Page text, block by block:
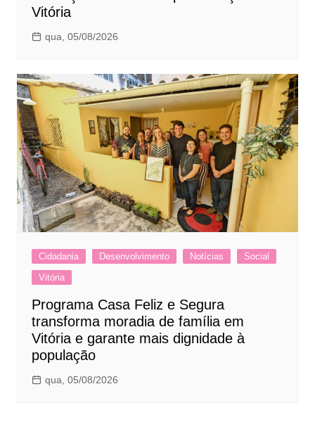
Vitória
qua, 05/08/2026
Cidadania Desenvolvimento Notícias
Social
Vitória
Programa Casa Feliz e Segura
transforma moradia de família em
Vitória e garante mais dignidade à
população
qua, 05/08/2026